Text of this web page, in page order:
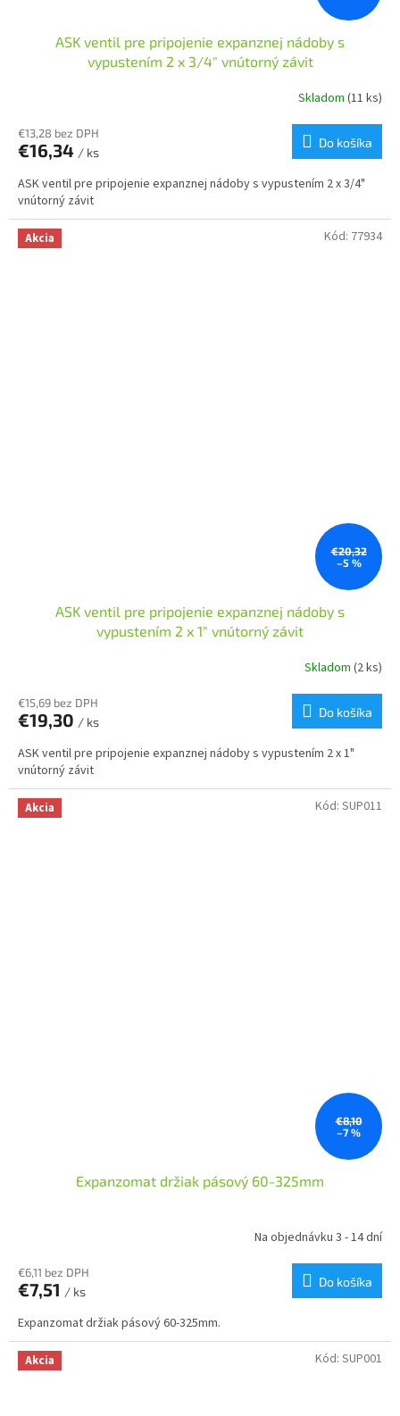
ASK ventil pre pripojenie expanznej nádoby s
vypustením 2 x 3/4" vnútorný závit
Skladom (11 ks)
€13,28 bez DPH
€16,34 / ks
Do košíka
ASK ventil pre pripojenie expanznej nádoby s vypustením 2 x 3/4"
vnútorný závit
Akcia
€20,32
–5 %
ASK ventil pre pripojenie expanznej nádoby s
vypustením 2 x 1" vnútorný závit
Skladom (2 ks)
€15,69 bez DPH
€19,30 / ks
Do košíka
ASK ventil pre pripojenie expanznej nádoby s vypustením 2 x 1"
vnútorný závit
Kód: 77934
Akcia
€8,10
–7 %
Expanzomat držiak pásový 60-325mm
Na objednávku 3 - 14 dní
€6,11 bez DPH
€7,51 / ks
Do košíka
Expanzomat držiak pásový 60-325mm.
Kód: SUP011
Akcia Kód: SUP001